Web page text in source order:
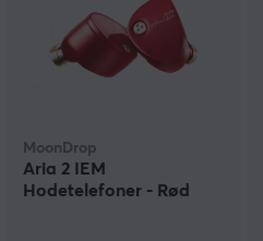
MoonDrop
Aria 2 IEM
Hodetelefoner - Rød